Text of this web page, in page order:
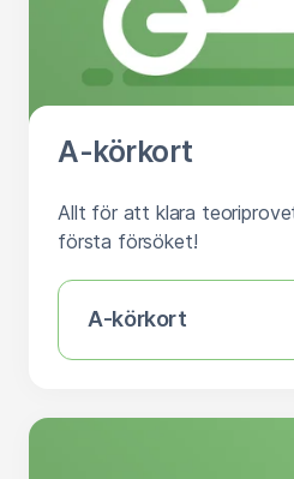
A-körkort
Allt för att klara
första försöket!
A-körkort